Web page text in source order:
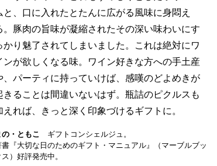
えれば、きっと深く印象づけるギフトに。
の・ともこ
ギフトコンシェルジュ。
書『大切な日のためのギフト・マニュアル』（マーブルブッ
ス）好評発売中。